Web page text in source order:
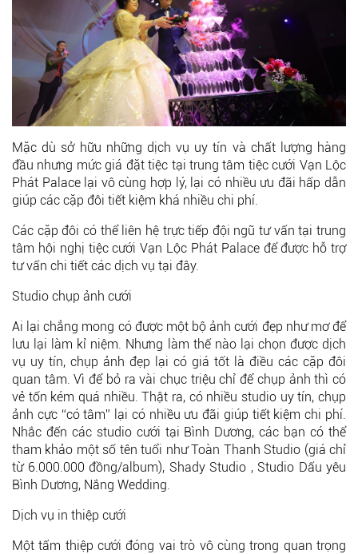
Mặc dù sở hữu những dịch vụ uy tín và chất lượng hàng
đầu nhưng mức giá đặt tiệc tại trung tâm tiệc cưới Vạn Lộc
Phát Palace lại vô cùng hợp lý, lại có nhiều ưu đãi hấp dẫn
giúp các cặp đôi tiết kiệm khá nhiều chi phí.
Các cặp đôi có thể liên hệ trực tiếp đội ngũ tư vấn tại trung
tâm hội nghị tiệc cưới Vạn Lộc Phát Palace để được hỗ trợ
tư vấn chi tiết các dịch vụ tại đây.
Studio chụp ảnh cưới
Ai lại chẳng mong có được một bộ ảnh cưới đẹp như mơ để
lưu lại làm kỉ niệm. Nhưng làm thế nào lại chọn được dịch
vụ uy tín, chụp ảnh đẹp lại có giá tốt là điều các cặp đôi
quan tâm. Vì để bỏ ra vài chục triệu chỉ để chụp ảnh thì có
vẻ tốn kém quá nhiều. Thật ra, có nhiều studio uy tín, chụp
ảnh cực “có tâm” lại có nhiều ưu đãi giúp tiết kiệm chi phí.
Nhắc đến các studio cưới tại Bình Dương, các bạn có thể
tham khảo một số tên tuổi như Toàn Thanh Studio (giá chỉ
từ 6.000.000 đồng/album), Shady Studio , Studio Dấu yêu
Bình Dương, Nắng Wedding.
Dịch vụ in thiệp cưới
Một tấm thiệp cưới đóng vai trò vô cùng trong quan trọng